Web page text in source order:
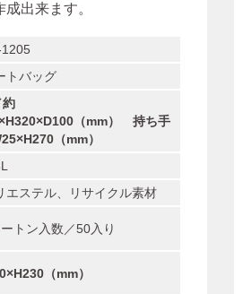
成出来ます。
トバッグ
約
（mm） 持ち手
（mm）
エステル、リサイクル素材
トン入数／50入り
（mm）